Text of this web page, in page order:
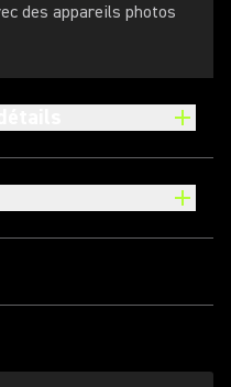
des appareils photos